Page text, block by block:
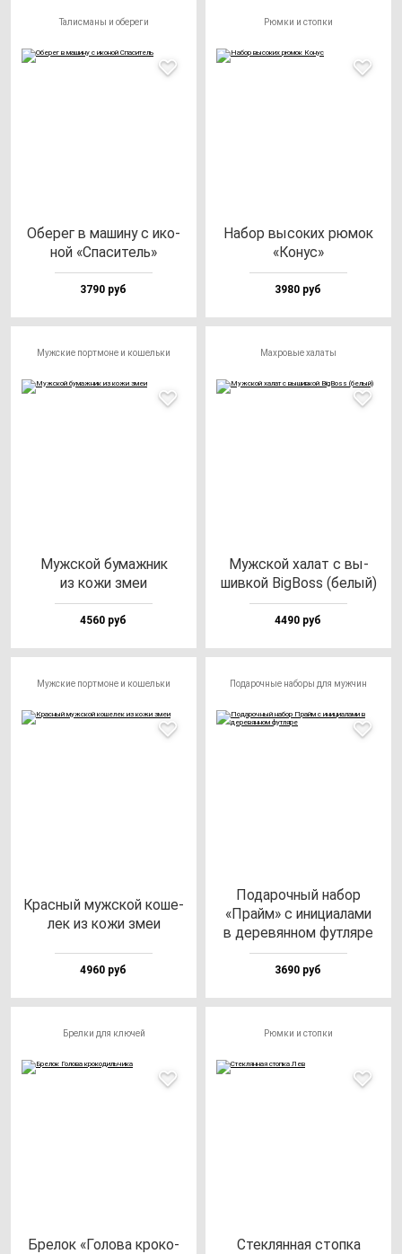
Талисманы и обереги
Обе­рег в ма­ши­ну с ико­
ной «Спа­си­тель»
3790 руб
Рюмки и стопки
Набор вы­со­ких рю­мок
«Конус»
3980 руб
Мужские портмоне и кошельки
Муж­ской бу­маж­ник
из ко­жи змеи
4560 руб
Махровые халаты
Муж­ской ха­лат с вы­
шив­кой BigBoss (бе­лый)
4490 руб
Мужские портмоне и кошельки
Крас­ный муж­ской ко­ше­
лек из ко­жи змеи
4960 руб
Подарочные наборы для мужчин
Пода­роч­ный на­бор
«Прайм» с ини­ци­ала­ми
в де­ре­вян­ном фут­ля­ре
3690 руб
Брелки для ключей
Бре­лок «Голо­ва кро­ко­
Рюмки и стопки
Стек­лян­ная стоп­ка